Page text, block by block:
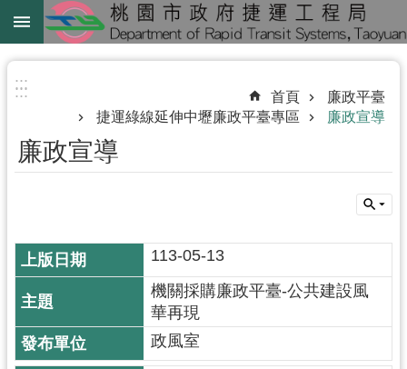
跳到主要內容區塊
綠
延
中
路
地
下
化
進
:::
::: 首頁
廉政平臺
捷運綠線延伸中壢廉政平臺專區
廉政宣導
廉政宣導
113-05-13
機關採購廉政平臺-公共建設風
華再現
政風室